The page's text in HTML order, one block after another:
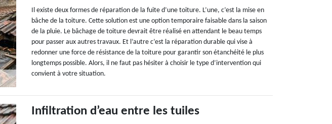
Il existe deux formes de réparation de la fuite d’une toiture. L’une, c’est la mise en
bâche de la toiture. Cette solution est une option temporaire faisable dans la saison
de la pluie. Le bâchage de toiture devrait être réalisé en attendant le beau temps
pour passer aux autres travaux. Et l’autre c’est la réparation durable qui vise à
redonner une force de résistance de la toiture pour garantir son étanchéité le plus
longtemps possible. Alors, il ne faut pas hésiter à choisir le type d’intervention qui
convient à votre situation.
Infiltration d’eau entre les tuiles